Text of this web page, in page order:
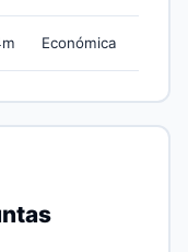
Económica